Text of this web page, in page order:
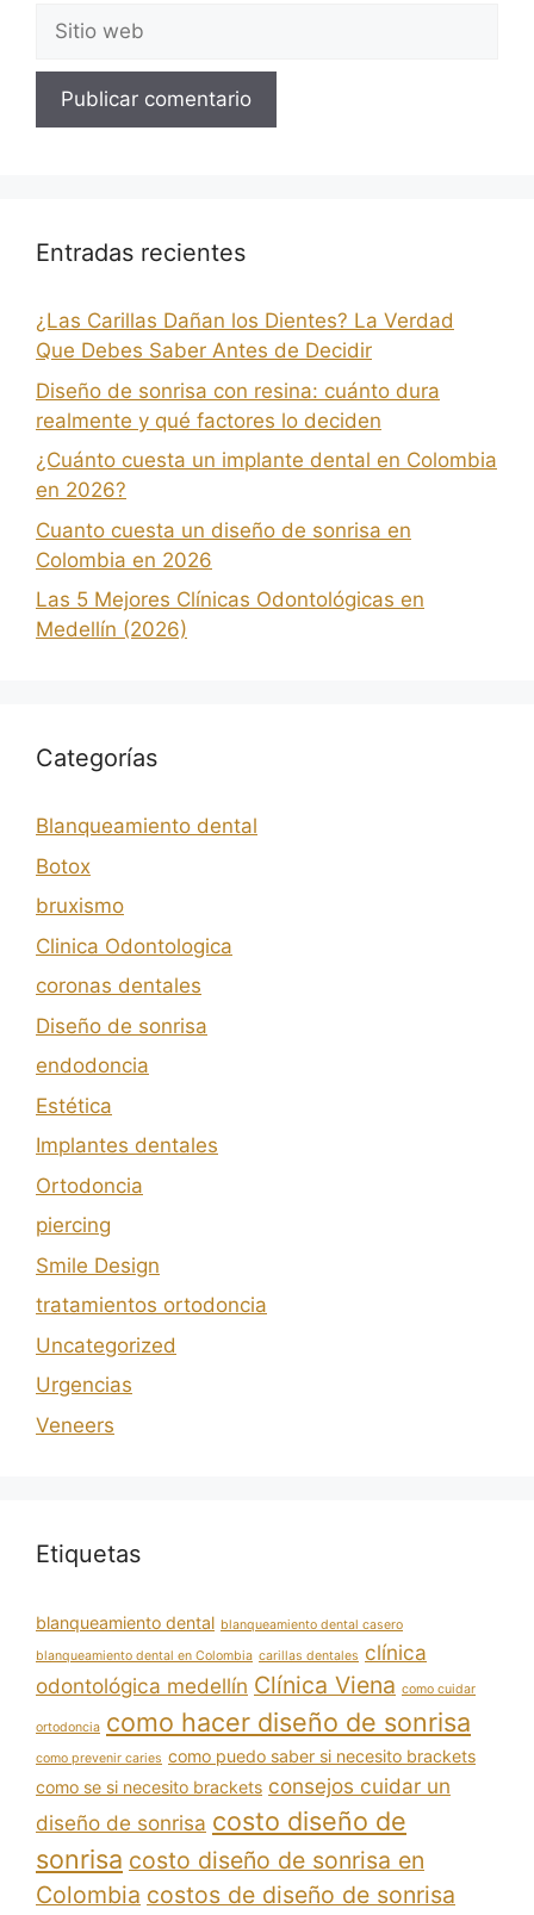
Entradas recientes
¿Las Carillas Dañan los Dientes? La Verdad
Que Debes Saber Antes de Decidir
Diseño de sonrisa con resina: cuánto dura
realmente y qué factores lo deciden
¿Cuánto cuesta un implante dental en Colombia
en 2026?
Cuanto cuesta un diseño de sonrisa en
Colombia en 2026
Las 5 Mejores Clínicas Odontológicas en
Medellín (2026)
Categorías
Blanqueamiento dental
Botox
bruxismo
Clinica Odontologica
coronas dentales
Diseño de sonrisa
endodoncia
Estética
Implantes dentales
Ortodoncia
piercing
Smile Design
tratamientos ortodoncia
Uncategorized
Urgencias
Veneers
Etiquetas
blanqueamiento dental blanqueamiento dental casero
blanqueamiento dental en Colombia carillas dentales clínica
odontológica medellín Clínica Viena como cuidar
ortodoncia como hacer diseño de sonrisa
como prevenir caries como puedo saber si necesito brackets
como se si necesito brackets consejos cuidar un
diseño de sonrisa costo diseño de
sonrisa costo diseño de sonrisa en
Colombia costos de diseño de sonrisa